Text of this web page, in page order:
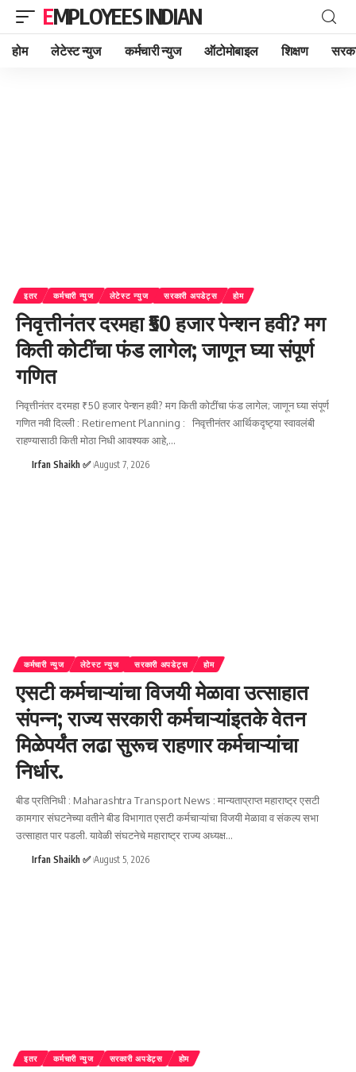
EMPLOYEES INDIAN
होम लेटेस्ट न्युज कर्मचारी न्युज ऑटोमोबाइल शिक्षण
इतर कर्मचारी न्युज लेटेस्ट न्युज सरकारी अपडेट्स होम
निवृत्तीनंतर दरमहा ₹50 हजार पेन्शन हवी? मग
किती कोटींचा फंड लागेल; जाणून घ्या संपूर्ण
गणित
निवृत्तीनंतर दरमहा ₹50 हजार पेन्शन हवी? मग किती कोटींचा फंड लागेल; जाणून घ्या संपूर्ण
गणित नवी दिल्ली : Retirement Planning : निवृत्तीनंतर आर्थिकदृष्ट्या स्वावलंबी
राहण्यासाठी किती मोठा निधी आवश्यक आहे,…
Irfan Shaikh ✅ August 7, 2026
कर्मचारी न्युज लेटेस्ट न्युज सरकारी अपडेट्स होम
एसटी कर्मचाऱ्यांचा विजयी मेळावा उत्साहात
संपन्न; राज्य सरकारी कर्मचाऱ्यांइतके वेतन
मिळेपर्यंत लढा सुरूच राहणार कर्मचाऱ्यांचा
निर्धार.
बीड प्रतिनिधी : Maharashtra Transport News : मान्यताप्राप्त महाराष्ट्र एसटी
कामगार संघटनेच्या वतीने बीड विभागात एसटी कर्मचाऱ्यांचा विजयी मेळावा व संकल्प सभा
उत्साहात पार पडली. यावेळी संघटनेचे महाराष्ट्र राज्य अध्यक्ष…
Irfan Shaikh ✅ August 5, 2026
इतर कर्मचारी न्युज सरकारी अपडेट्स होम